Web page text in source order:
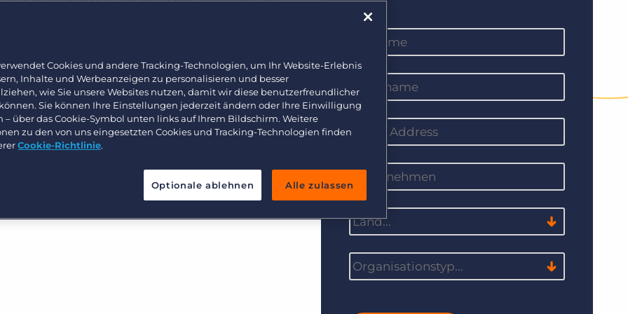
Arbeitnehmerüberlassung und Interimslösungen
und KI basiert,
Development auf das
unabhängig von den
sein. Erfahren Sie
eBook.
Cookies und andere Tracking-Technologien, um Ihr Website-Erlebnis
Inhalte und Werbeanzeigen zu personalisieren und besser
wie Sie unsere Websites nutzen, damit wir diese benutzerfreundlicher
Sie können Ihre Einstellungen jederzeit ändern oder Ihre Einwilligung
– über das Cookie-Symbol unten links auf Ihrem Bildschirm. Weitere
zu den von uns eingesetzten Cookies und Tracking-Technologien finden
Cookie-Richtlinie.
Optionale ablehnen Alle zulassen